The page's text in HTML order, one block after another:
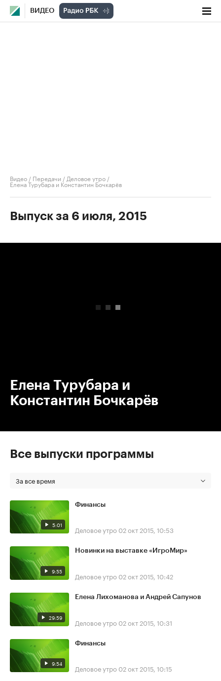
ВИДЕО
Видео / Передачи / Деловое утро /
Елена Турубара и Константин Бочкарёв
Выпуск за 6 июля, 2015
Елена Турубара и
Константин Бочкарёв
Все выпуски программы
За все время
5:01
Финансы
Деловое утро 02 окт 2015, 10:53
9:55
Новинки на выставке «ИгроМир»
Деловое утро 02 окт 2015, 10:42
29:59
Елена Лихоманова и Андрей Сапунов
Деловое утро 02 окт 2015, 10:31
9:54
Финансы
Деловое утро 02 окт 2015, 10:15